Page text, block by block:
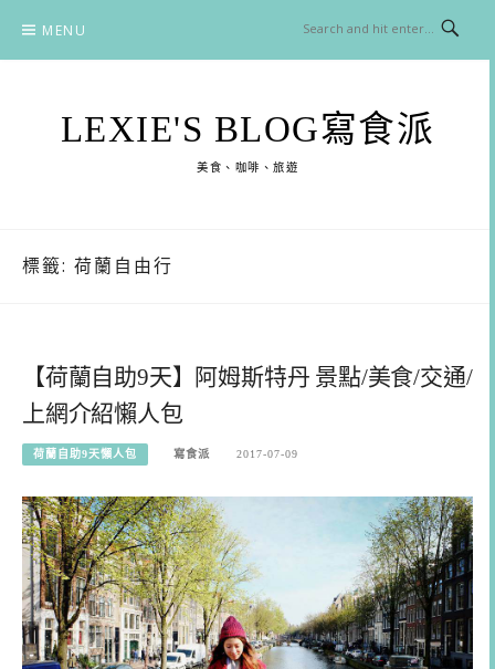
content
MENU
LEXIE'S BLOG寫食派
美食、咖啡、旅遊
標籤: 荷蘭自由行
【荷蘭自助9天】阿姆斯特丹 景點/美食/交通/
上網介紹懶人包
荷蘭自助9天懶人包 寫食派 2017-07-09